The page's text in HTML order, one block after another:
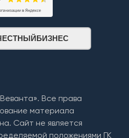
перекрытия
из пиломатериала
(в
и предпочтений Заказчика).
подкровельного
Все права
материала
Сайт не является
положениями ГК